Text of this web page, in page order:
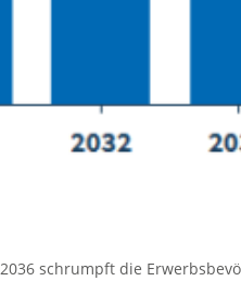
schrumpft die